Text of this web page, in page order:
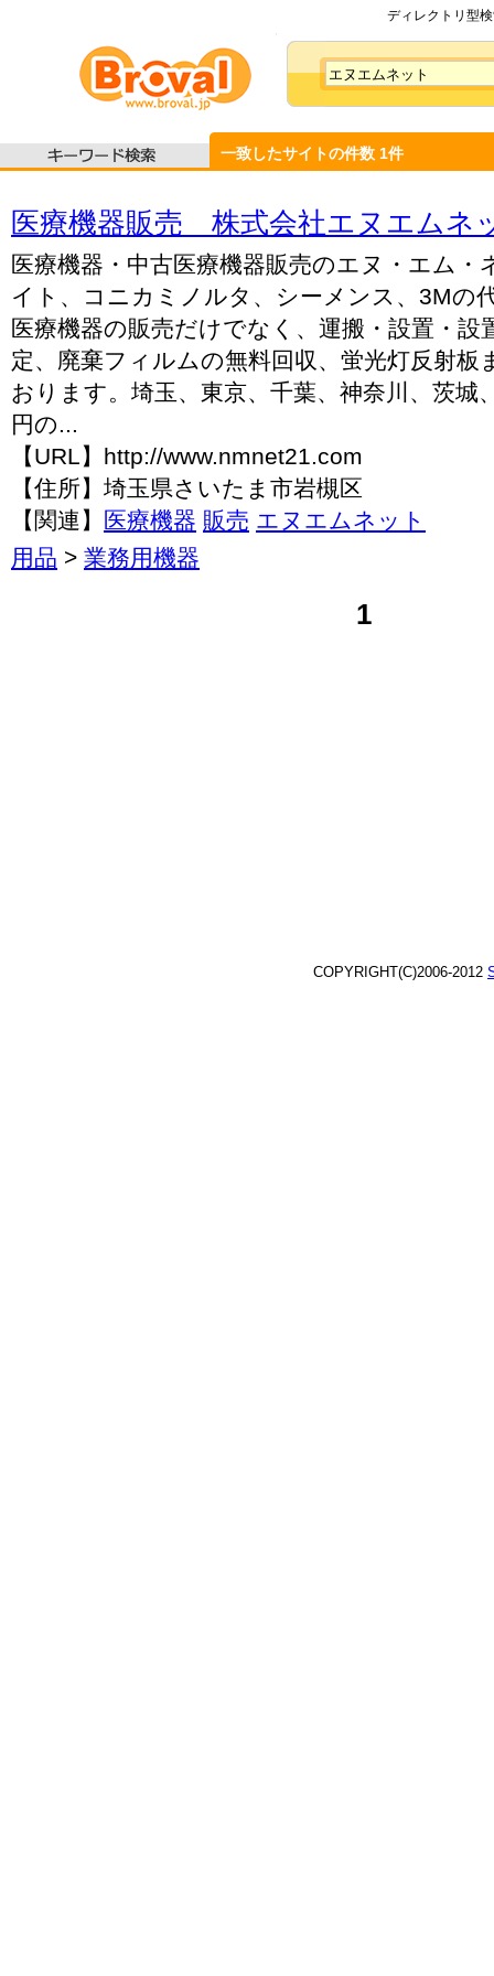
ディレクトリ型
一致したサイトの件数 1件
医療機器販売 株式会社エヌエムネ
医療機器・中古医療機器販売のエヌ・エム・
イト、コニカミノルタ、シーメンス、3Mの
医療機器の販売だけでなく、運搬・設置・設
定、廃棄フィルムの無料回収、蛍光灯反射板
おります。埼玉、東京、千葉、神奈川、茨城
円の...
【URL】http://www.nmnet21.com
【住所】埼玉県さいたま市岩槻区
【関連】 医療機器 販売 エヌエムネット
用品 > 業務用機器
1
COPYRIGHT(C)2006-2012